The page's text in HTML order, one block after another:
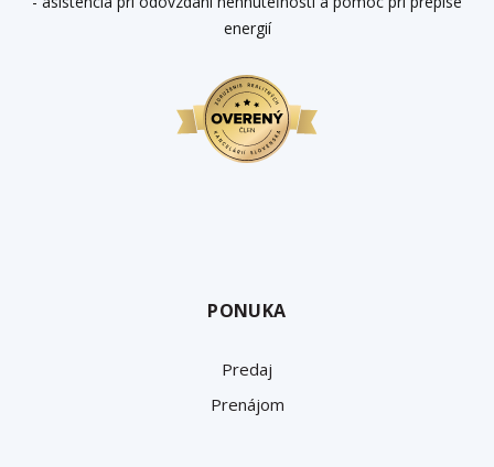
energií
PONUKA
Predaj
Prenájom